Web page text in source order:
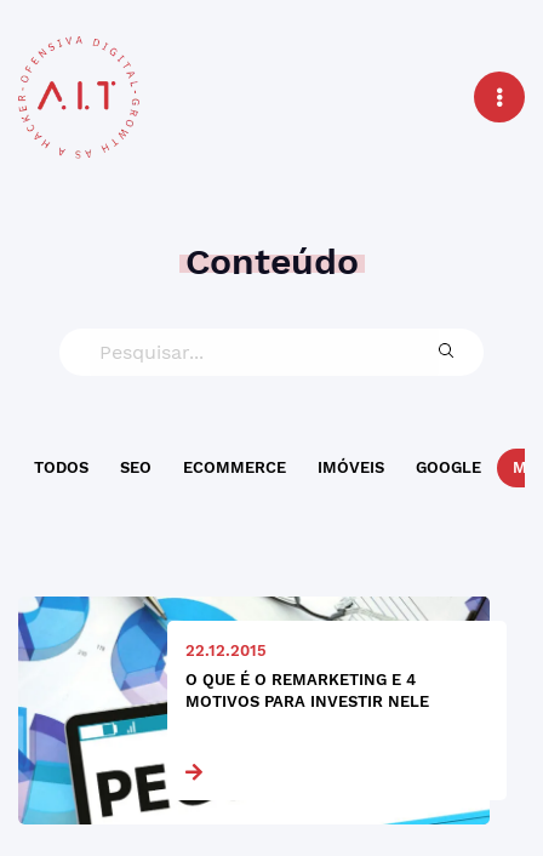
Conteúdo
TODOS SEO ECOMMERCE IMÓVEIS GOOGLE
22.12.2015
O QUE É O REMARKETING E 4
MOTIVOS PARA INVESTIR NELE